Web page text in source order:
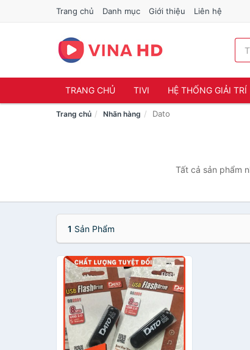
Trang chủ Danh mục Giới thiệu Liên hệ
TRANG CHỦ TIVI HỆ THỐNG GIẢI TRÍ
Trang chủ Nhãn hàng Dato
Tất cả sản phẩm
1 Sản Phẩm